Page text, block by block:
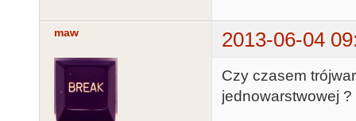
maw 2013-06-04
Czy czasem
jednowarstwowej ?